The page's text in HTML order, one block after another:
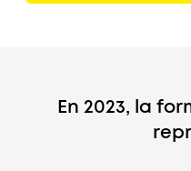
En 2023, la